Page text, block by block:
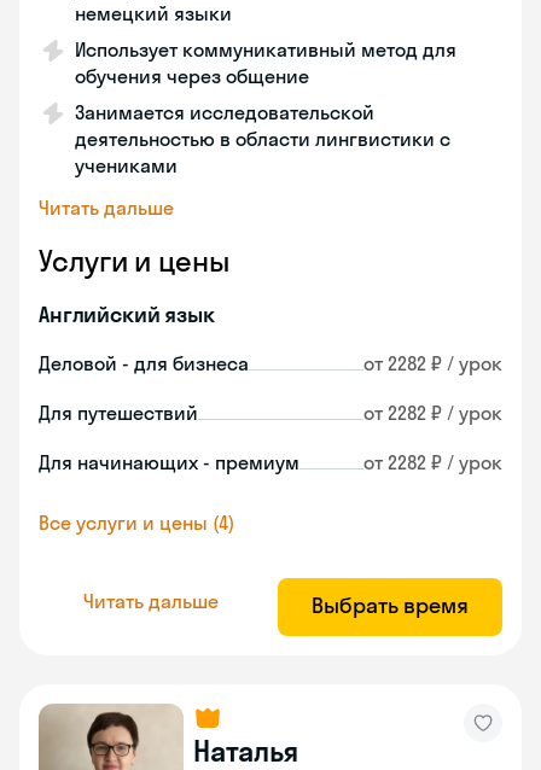
немецкий языки
Использует коммуникативный метод для
обучения через общение
Занимается исследовательской
деятельностью в области лингвистики с
учениками
Читать дальше
Услуги и цены
Английский язык
Деловой - для бизнеса от 2282 ₽ / урок
Для путешествий от 2282 ₽ / урок
Для начинающих - премиум от 2282 ₽ / урок
Все услуги и цены (4)
Читать дальше Выбрать время
Наталья